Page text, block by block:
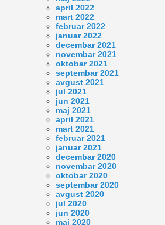
april 2022
mart 2022
februar 2022
januar 2022
decembar 2021
novembar 2021
oktobar 2021
septembar 2021
avgust 2021
jul 2021
jun 2021
maj 2021
april 2021
mart 2021
februar 2021
januar 2021
decembar 2020
novembar 2020
oktobar 2020
septembar 2020
avgust 2020
jul 2020
jun 2020
maj 2020